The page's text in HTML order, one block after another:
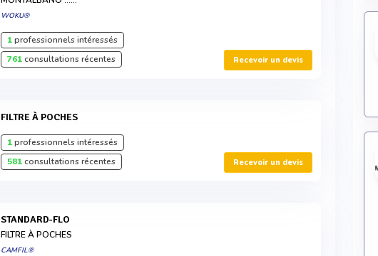
WOKU®
1professionnels intéressés
761consultations récentes Recevoir un devis
FILTRE À POCHES
1professionnels intéressés
581consultations récentes Recevoir un devis
STANDARD-FLO
FILTRE À POCHES
CAMFIL®